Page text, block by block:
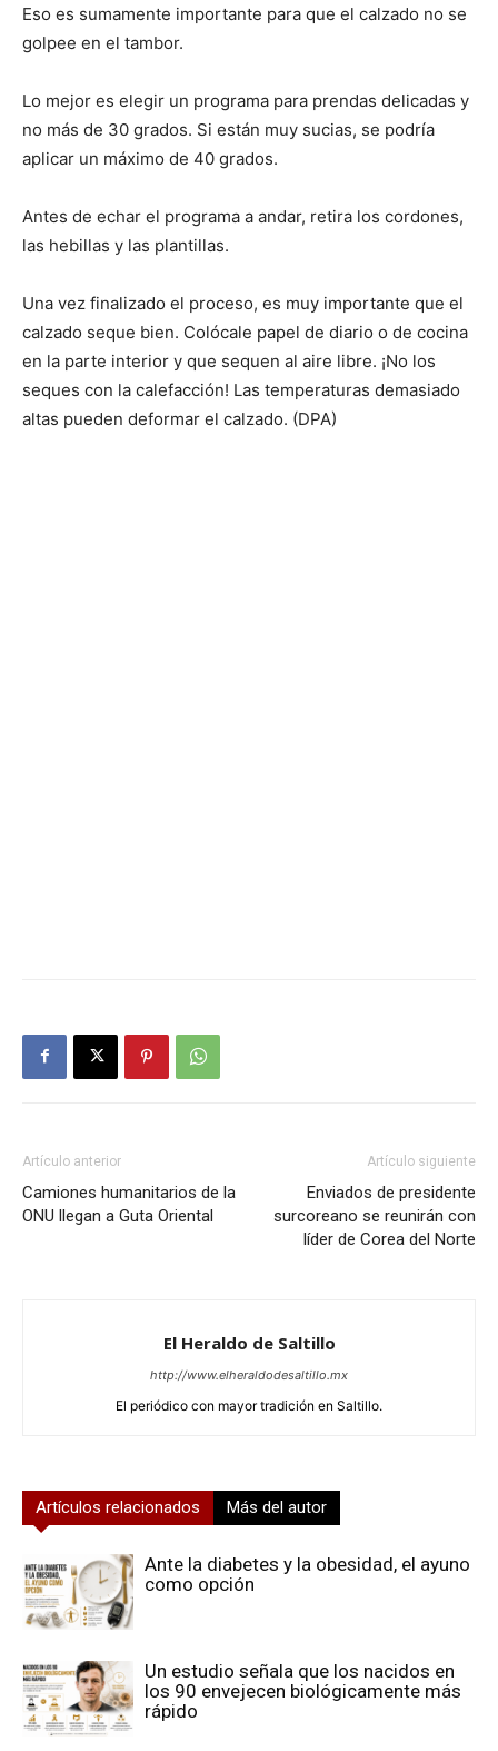
Eso es sumamente importante para que el calzado no se
golpee en el tambor.
Lo mejor es elegir un programa para prendas delicadas y
no más de 30 grados. Si están muy sucias, se podría
aplicar un máximo de 40 grados.
Antes de echar el programa a andar, retira los cordones,
las hebillas y las plantillas.
Una vez finalizado el proceso, es muy importante que el
calzado seque bien. Colócale papel de diario o de cocina
en la parte interior y que sequen al aire libre. ¡No los
seques con la calefacción! Las temperaturas demasiado
altas pueden deformar el calzado. (DPA)
Artículo anterior
Camiones humanitarios de la
ONU llegan a Guta Oriental
Artículo siguiente
Enviados de presidente
surcoreano se reunirán con
líder de Corea del Norte
El Heraldo de Saltillo
http://www.elheraldodesaltillo.mx
El periódico con mayor tradición en Saltillo.
Artículos relacionados Más del autor
Ante la diabetes y la obesidad, el ayuno
como opción
Un estudio señala que los nacidos en
los 90 envejecen biológicamente más
rápido